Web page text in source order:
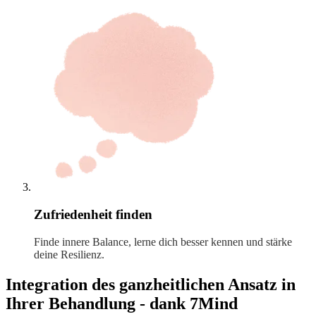
Zufriedenheit finden
Finde innere Balance, lerne dich besser kennen und stärke
deine Resilienz.
Integration des ganzheitlichen Ansatz in
Ihrer Behandlung - dank 7Mind